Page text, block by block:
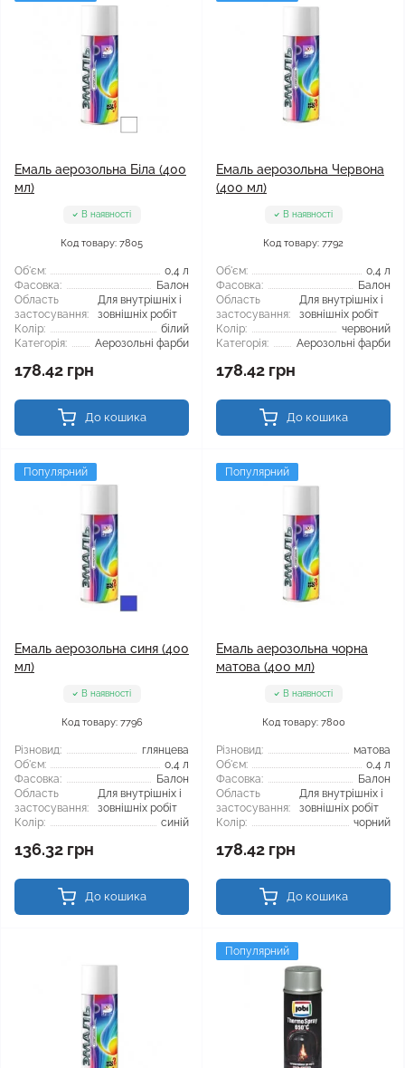
Емаль аерозольна Біла (400
мл)
В наявності
Код товару: 7805
Об'єм:
0,4 л
Фасовка:
Балон
Область
застосування:
Для внутрішніх і
зовнішніх робіт
Колір:
білий
Категорія:
Аерозольні фарби
178.42 грн
До кошика
Емаль аерозольна Червона
(400 мл)
В наявності
Код товару: 7792
Об'єм:
0,4 л
Фасовка:
Балон
Область
застосування:
Для внутрішніх і
зовнішніх робіт
Колір:
червоний
Категорія:
Аерозольні фарби
178.42 грн
До кошика
Популярний
Емаль аерозольна синя (400
мл)
В наявності
Код товару: 7796
Різновид:
глянцева
Об'єм:
0,4 л
Фасовка:
Балон
Область
застосування:
Для внутрішніх і
зовнішніх робіт
Колір:
синій
136.32 грн
До кошика
Популярний
Емаль аерозольна чорна
матова (400 мл)
В наявності
Код товару: 7800
Різновид:
матова
Об'єм:
0,4 л
Фасовка:
Балон
Область
застосування:
Для внутрішніх і
зовнішніх робіт
Колір:
чорний
178.42 грн
До кошика
Популярний